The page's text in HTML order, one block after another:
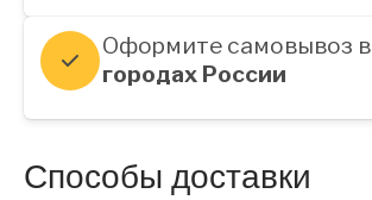
Оформите самовывоз в
городах России
Способы доставки